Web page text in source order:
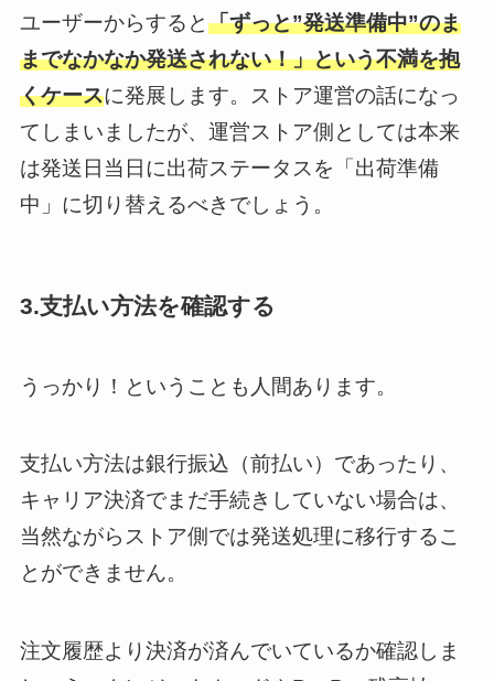
ユーザーからすると「ずっと”発送準備中”のま
までなかなか発送されない！」という不満を抱
くケースに発展します。ストア運営の話になっ
てしまいましたが、運営ストア側としては本来
は発送日当日に出荷ステータスを「出荷準備
中」に切り替えるべきでしょう。
3.支払い方法を確認する
うっかり！ということも人間あります。
支払い方法は銀行振込（前払い）であったり、
キャリア決済でまだ手続きしていない場合は、
当然ながらストア側では発送処理に移行するこ
とができません。
注文履歴より決済が済んでいているか確認しま